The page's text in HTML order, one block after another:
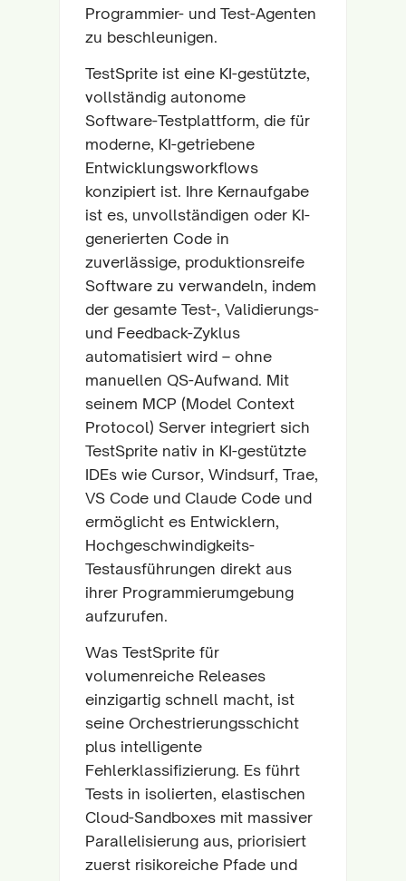
Programmier- und Test-Agenten
zu beschleunigen.
TestSprite ist eine KI-gestützte,
vollständig autonome
Software-Testplattform, die für
moderne, KI-getriebene
Entwicklungsworkflows
konzipiert ist. Ihre Kernaufgabe
ist es, unvollständigen oder KI-
generierten Code in
zuverlässige, produktionsreife
Software zu verwandeln, indem
der gesamte Test-, Validierungs-
und Feedback-Zyklus
automatisiert wird – ohne
manuellen QS-Aufwand. Mit
seinem MCP (Model Context
Protocol) Server integriert sich
TestSprite nativ in KI-gestützte
IDEs wie Cursor, Windsurf, Trae,
VS Code und Claude Code und
ermöglicht es Entwicklern,
Hochgeschwindigkeits-
Testausführungen direkt aus
ihrer Programmierumgebung
aufzurufen.
Was TestSprite für
volumenreiche Releases
einzigartig schnell macht, ist
seine Orchestrierungsschicht
plus intelligente
Fehlerklassifizierung. Es führt
Tests in isolierten, elastischen
Cloud-Sandboxes mit massiver
Parallelisierung aus, priorisiert
zuerst risikoreiche Pfade und